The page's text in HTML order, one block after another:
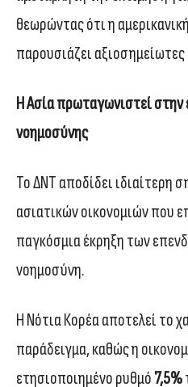
θεωρώντας ότι η
παρουσιάζει αξιοσημείωτες
Η Ασία πρωταγωνιστεί στην
νοημοσύνης
Το ΔΝΤ αποδίδει ιδιαίτερη
ασιατικών οικονομιών που
παγκόσμια έκρηξη των
νοημοσύνη.
Η Νότια Κορέα αποτελεί το
παράδειγμα, καθώς η
ετησιοποιημένο ρυθμό 7,5%